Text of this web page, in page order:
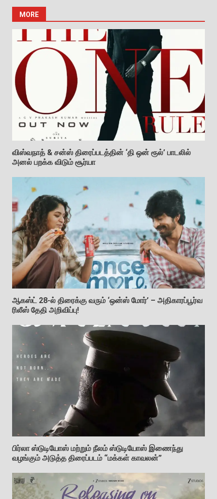
MORE
விஸ்வநாத் & சன்ஸ் திரைப்படத்தின் ‘தி ஒன் ரூல்’ பாடலில்
அனல் பறக்க விடும் சூர்யா
ஆகஸ்ட் 28-ல் திரைக்கு வரும் ‘ஒன்ஸ் மோர்’ – அதிகாரப்பூர்வ
ரிலீஸ் தேதி அறிவிப்பு!
பிர்லா ஸ்டுடியோஸ் மற்றும் நீலம் ஸ்டுடியோஸ் இணைந்து
வழங்கும் அடுத்த திரைப்படம் “மக்கள் காவலன்”